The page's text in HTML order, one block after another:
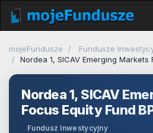
mojeFundusze
Fundusze
Nordea 1, SICAV Emerging Markets
Nordea 1, SICAV
Focus Equity Fund
Fundusz Inwestycyjny